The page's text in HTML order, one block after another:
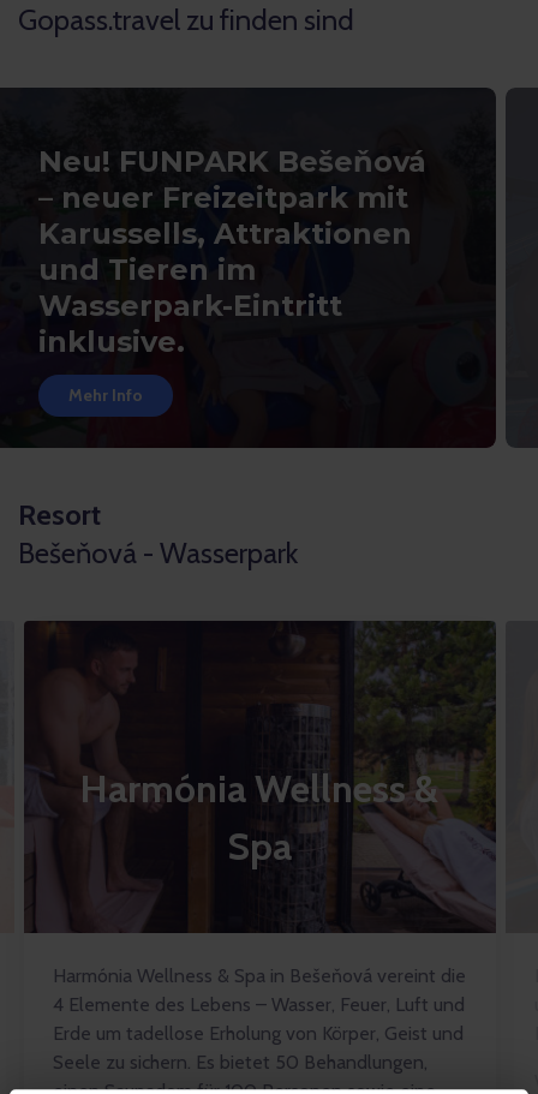
Gopass.travel zu finden sind
Neu! FUNPARK Bešeňová
– neuer Freizeitpark mit
Karussells, Attraktionen
und Tieren im
Wasserpark-Eintritt
inklusive.
Mehr Info
Resort
Bešeňová - Wasserpark
Harmónia Wellness &
Spa
Harmónia Wellness & Spa in Bešeňová vereint die
4 Elemente des Lebens – Wasser, Feuer, Luft und
Erde um tadellose Erholung von Körper, Geist und
Seele zu sichern. Es bietet 50 Behandlungen,